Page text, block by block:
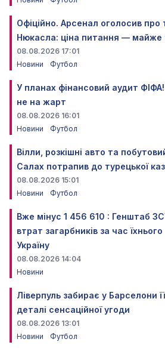
Офіційно. Арсенал оголосив про
Нюкасла: ціна питання — майже
08.08.2026 17:01
Новини
Футбол
У планах фінансовий аудит
не на жарт
08.08.2026 16:01
Новини
Футбол
Вілли, розкішні авто та
Салах потрапив до турецької
08.08.2026 15:01
Новини
Футбол
Вже мінус 1 456 610 : Генштаб
втрат загарбників за час
Україну
08.08.2026 14:04
Новини
Ліверпуль забирає у Барселони
деталі сенсаційної угоди
08.08.2026 13:01
Новини
Футбол